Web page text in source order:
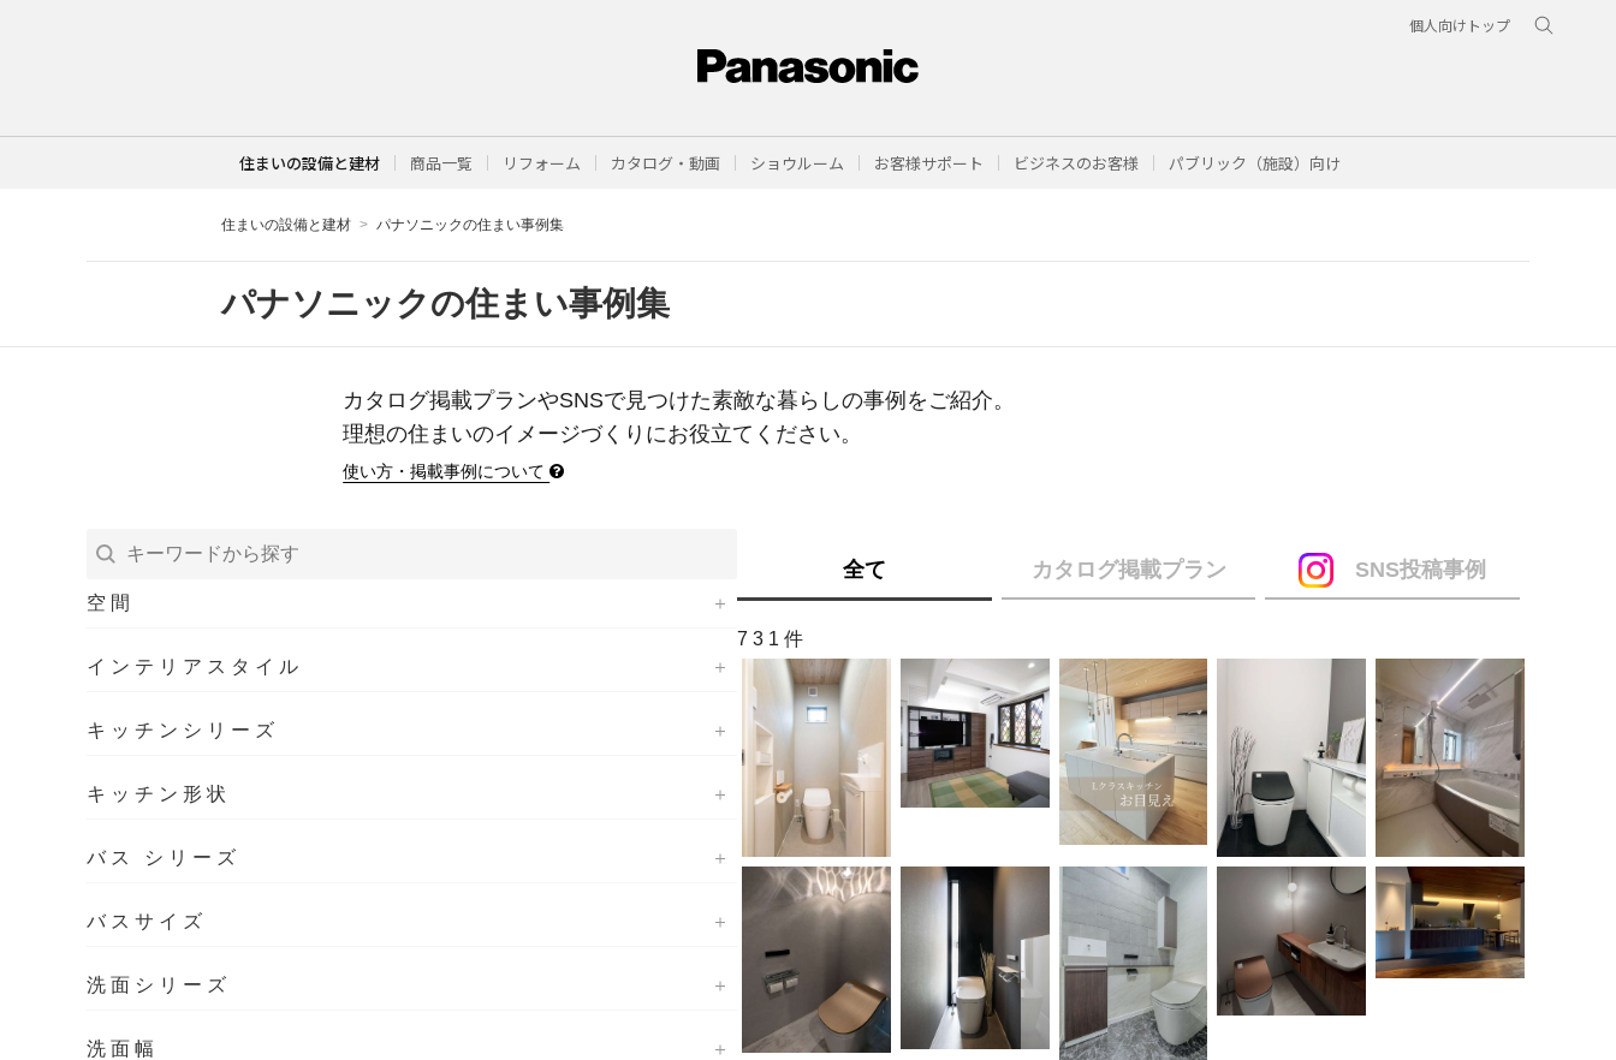
個人向けトップ
住まいの設備と建材 商品一覧 リフォーム カタログ・動画 ショウルーム お客様サポート ビジネスのお客様 パブリック（施設）向け
住まいの設備と建材 パナソニックの住まい事例集
パナソニックの住まい事例集
カタログ掲載プランやSNSで見つけた素敵な暮らしの事例をご紹介。
理想の住まいのイメージづくりにお役立てください。
使い方・掲載事例について
空間
インテリアスタイル
キッチンシリーズ
キッチン形状
バス シリーズ
バスサイズ
洗面シリーズ
洗面幅
全て カタログ掲載プラン SNS投稿事例
731件